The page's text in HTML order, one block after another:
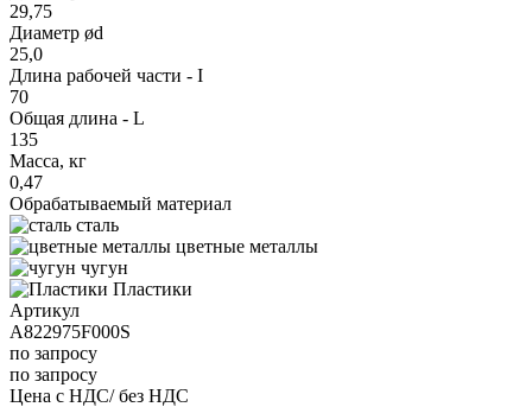
29,75
Диаметр ød
25,0
Длина рабочей части - I
70
Общая длина - L
135
Масса, кг
0,47
Обрабатываемый материал
сталь
цветные металлы
чугун
Пластики
Артикул
A822975F000S
по запросу
по запросу
Цена с НДС/ без НДС